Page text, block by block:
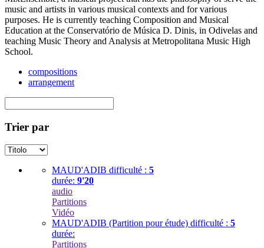
music and artists in various musical contexts and for various
purposes. He is currently teaching Composition and Musical
Education at the Conservatório de Música D. Dinis, in Odivelas and
teaching Music Theory and Analysis at Metropolitana Music High
School.
compositions
arrangement
Trier par
MAUD'ADIB difficulté : 5
durée: 9'20
audio
Partitions
Vidéo
MAUD'ADIB (Partition pour étude) difficulté : 5
durée:
Partitions